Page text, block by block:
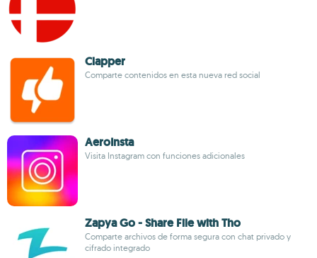
Clapper
Comparte contenidos en esta nueva red social
AeroInsta
Visita Instagram con funciones adicionales
Zapya Go - Share File with Tho
Comparte archivos de forma segura con chat privado y
cifrado integrado